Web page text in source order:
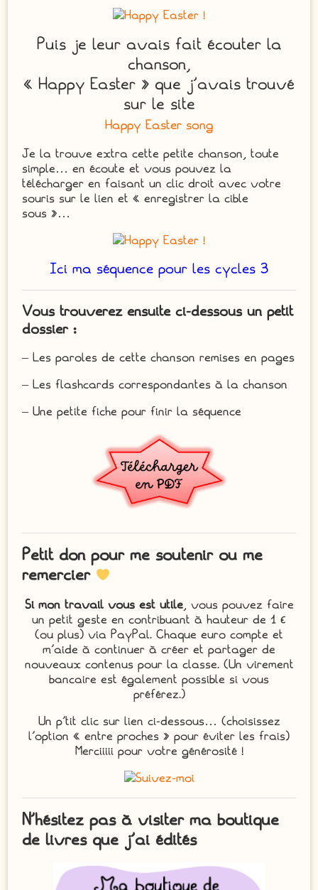
Puis je leur avais fait écouter la
chanson,
« Happy Easter » que j’avais trouvé
sur le site
Happy Easter song
Je la trouve extra cette petite chanson, toute
simple… en écoute et vous pouvez la
télécharger en faisant un clic droit avec votre
souris sur le lien et « enregistrer la cible
sous »…
Ici ma séquence pour les cycles 3
Vous trouverez ensuite ci-dessous un petit
dossier :
– Les paroles de cette chanson remises en pages
– Les flashcards correspondantes à la chanson
– Une petite fiche pour finir la séquence
Petit don pour me soutenir ou me
remercier
Si mon travail vous est utile, vous pouvez faire
un petit geste en contribuant à hauteur de 1 €
(ou plus) via PayPal. Chaque euro compte et
m’aide à continuer à créer et partager de
nouveaux contenus pour la classe. (Un virement
bancaire est également possible si vous
préférez.)
Un p’tit clic sur lien ci-dessous… (choisissez
l’option « entre proches » pour éviter les frais)
Merciiiii pour votre générosité !
N’hésitez pas à visiter ma boutique
de livres que j’ai édités